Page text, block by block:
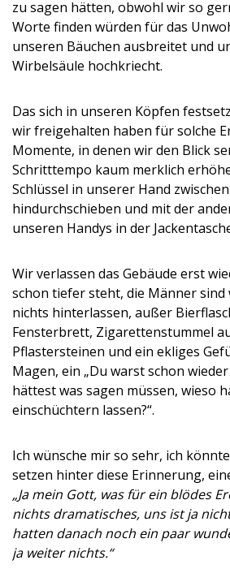
zu sagen hätten, obwohl wir so
Worte finden würden für das
unseren Bäuchen ausbreitet und
Wirbelsäule hochkriecht.
Das sich in unseren Köpfen
wir freigehalten haben für solche
Momente, in denen wir den Blick
Schritttempo kaum merklich
Schlüssel in unserer Hand
hindurchschieben und mit der
unseren Handys in der
Wir verlassen das Gebäude erst
schon tiefer steht, die Männer sind
nichts hinterlassen, außer
Fensterbrett, Zigarettenstummel
Pflastersteinen und ein ekliges
Magen, ein „Du warst schon
hättest was sagen müssen, wieso
einschüchtern lassen?“.
Ich wünsche mir so sehr, ich
setzen hinter diese Erinnerung,
„Ja mein Gott, was für ein blödes
nichts dramatisches, uns ist ja
hatten danach noch ein paar
ja weiter nichts.“